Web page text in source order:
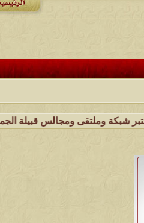
ومجالس قبيلة الجميل الهلالية